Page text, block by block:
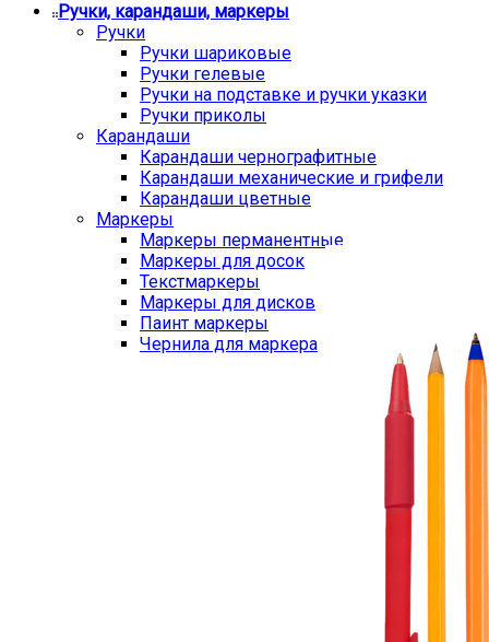
Ручки, карандаши, маркеры
Ручки
Ручки шариковые
Ручки гелевые
Ручки на подставке и ручки указки
Ручки приколы
Карандаши
Карандаши чернографитные
Карандаши механические и грифели
Карандаши цветные
Маркеры
Маркеры перманентные
Маркеры для досок
Текстмаркеры
Маркеры для дисков
Паинт маркеры
Чернила для маркера